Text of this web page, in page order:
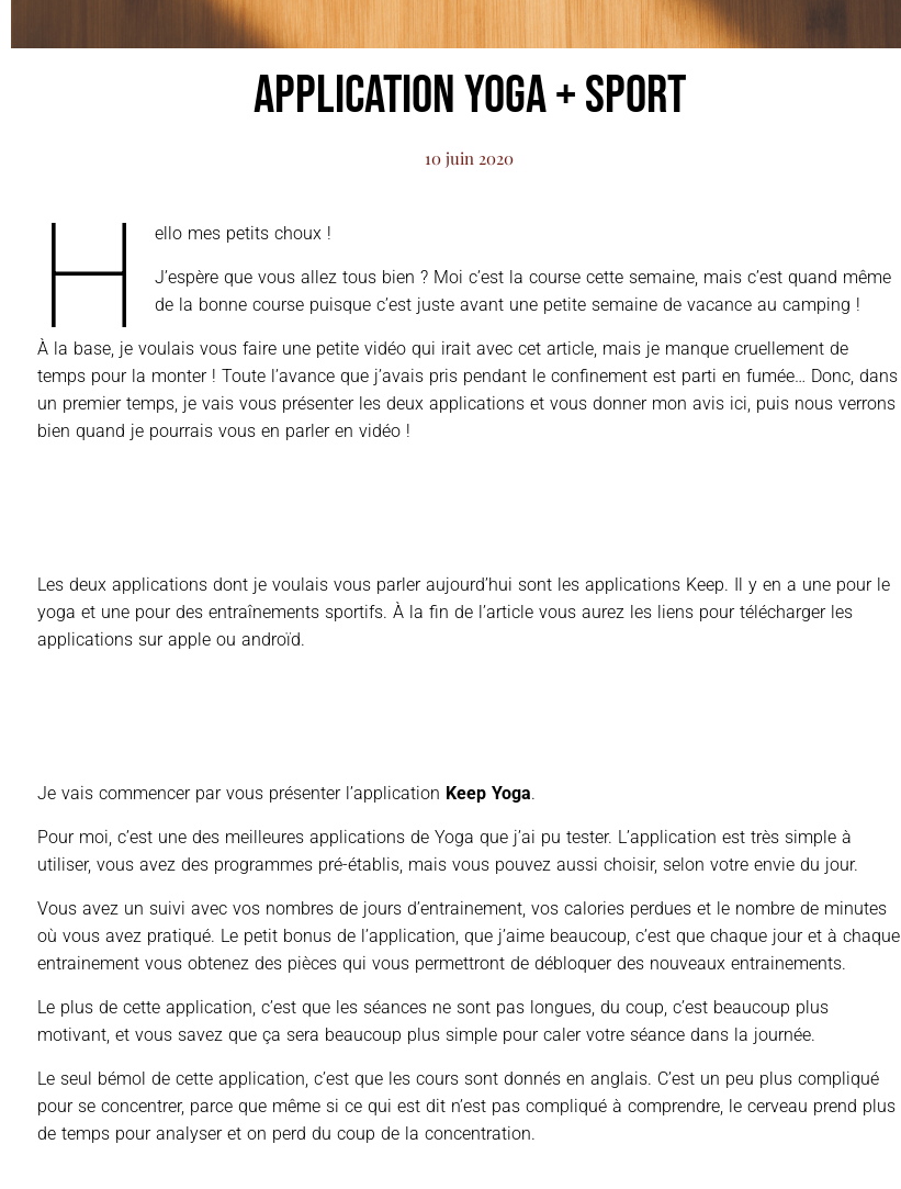
Application Yoga + Sport
10 juin 2020
H ello mes petits choux !
J’espère que vous allez tous bien ? Moi c’est la course cette semaine, mais c’est quand même
de la bonne course puisque c’est juste avant une petite semaine de vacance au camping !
À la base, je voulais vous faire une petite vidéo qui irait avec cet article, mais je manque cruellement de
temps pour la monter ! Toute l’avance que j’avais pris pendant le confinement est parti en fumée… Donc, dans
un premier temps, je vais vous présenter les deux applications et vous donner mon avis ici, puis nous verrons
bien quand je pourrais vous en parler en vidéo !
Les deux applications dont je voulais vous parler aujourd’hui sont les applications Keep. Il y en a une pour le
yoga et une pour des entraînements sportifs. À la fin de l’article vous aurez les liens pour télécharger les
applications sur apple ou androïd.
Je vais commencer par vous présenter l’application Keep Yoga.
Pour moi, c’est une des meilleures applications de Yoga que j’ai pu tester. L’application est très simple à
utiliser, vous avez des programmes pré-établis, mais vous pouvez aussi choisir, selon votre envie du jour.
Vous avez un suivi avec vos nombres de jours d’entrainement, vos calories perdues et le nombre de minutes
où vous avez pratiqué. Le petit bonus de l’application, que j’aime beaucoup, c’est que chaque jour et à chaque
entrainement vous obtenez des pièces qui vous permettront de débloquer des nouveaux entrainements.
Le plus de cette application, c’est que les séances ne sont pas longues, du coup, c’est beaucoup plus
motivant, et vous savez que ça sera beaucoup plus simple pour caler votre séance dans la journée.
Le seul bémol de cette application, c’est que les cours sont donnés en anglais. C’est un peu plus compliqué
pour se concentrer, parce que même si ce qui est dit n’est pas compliqué à comprendre, le cerveau prend plus
de temps pour analyser et on perd du coup de la concentration.